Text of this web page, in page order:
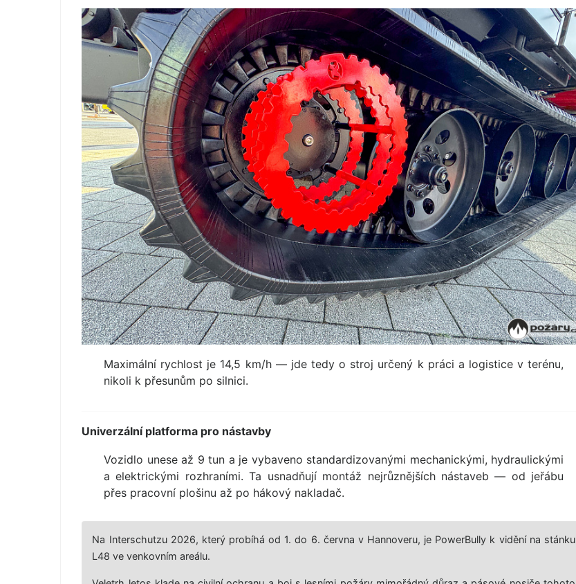
Maximální rychlost je 14,5 km/h — jde tedy o stroj určený k práci a logistice v terénu,
nikoli k přesunům po silnici.
Univerzální platforma pro nástavby
Vozidlo unese až 9 tun a je vybaveno standardizovanými mechanickými, hydraulickými
a elektrickými rozhraními. Ta usnadňují montáž nejrůznějších nástaveb — od jeřábu
přes pracovní plošinu až po hákový nakladač.
Na Interschutzu 2026, který probíhá od 1. do 6. června v Hannoveru, je PowerBully k vidění na stánku
L48 ve venkovním areálu.